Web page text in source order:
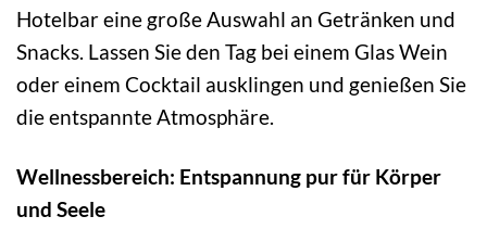
Hotelbar eine große Auswahl an Getränken und
Snacks. Lassen Sie den Tag bei einem Glas Wein
oder einem Cocktail ausklingen und genießen Sie
die entspannte Atmosphäre.
Wellnessbereich: Entspannung pur für Körper
und Seele